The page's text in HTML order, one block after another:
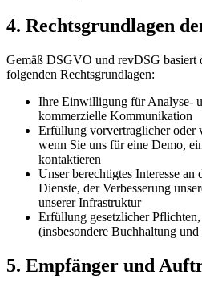
4. Rechtsgrundlagen
Gemäß DSGVO und revDSG basiert
folgenden Rechtsgrundlagen:
Ihre Einwilligung für Analyse-
kommerzielle Kommunikation
Erfüllung vorvertraglicher oder
wenn Sie uns für eine Demo,
kontaktieren
Unser berechtigtes Interesse an
Dienste, der Verbesserung
unserer Infrastruktur
Erfüllung gesetzlicher
(insbesondere Buchhaltung und
5. Empfänger und